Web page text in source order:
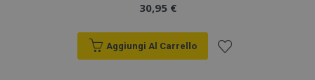
30,95 €
Aggiungi Al Carrello